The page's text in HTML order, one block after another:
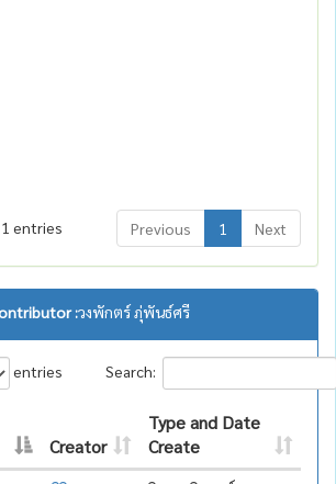
entries Previous 1 Next
:วงพักตร์ ภุ่พันธ์ศรี
entries Search:
Creator
Type and Date
Create